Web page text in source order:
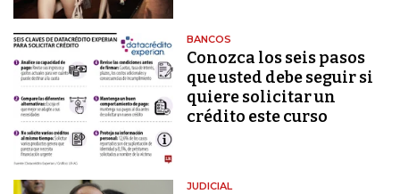
BANCOS
Conozca los seis pasos
que usted debe seguir si
quiere solicitar un
crédito este curso
JUDICIAL